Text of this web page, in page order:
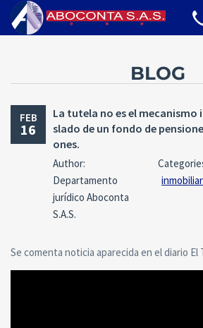
Username
Password
Connect with:
Forgot
BLOG
FEB
16
La tutela no es el
slado de un fondo de
ones.
Author:
Departamento
jurídico Aboconta
S.A.S.
Se comenta noticia aparecida en el diario El